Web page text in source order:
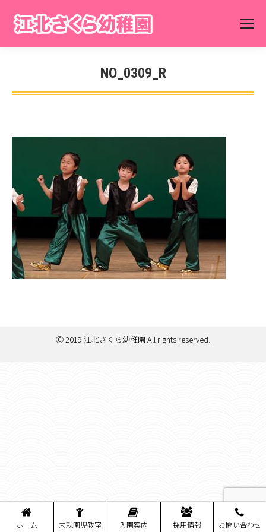
NO_0309_R
You are here:
Ⓒ 2019 江北さくら幼稚園 All rights reserved.
ホーム 未就園児教室 入園案内 採用情報 お問い合わせ